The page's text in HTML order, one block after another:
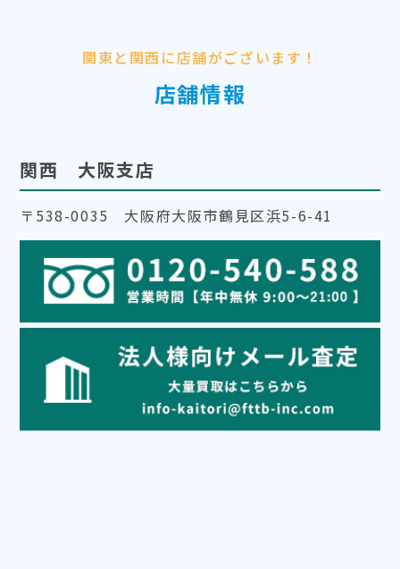
関東と関西に店舗がございます！
店舗情報
関西 大阪支店
〒538-0035 大阪府大阪市鶴見区浜5-6-41